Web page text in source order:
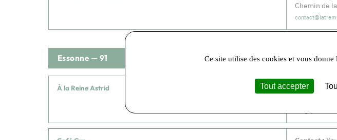
Chemin de
Essonne — 91
À la Reine Astrid Contact :
Ce site utilise des cookies et vous
Tout accepter